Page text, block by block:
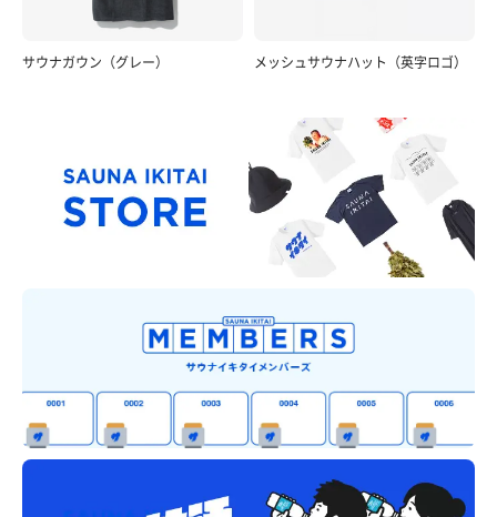
サウナガウン（グレー） メッシュサウナハット（英字ロゴ）